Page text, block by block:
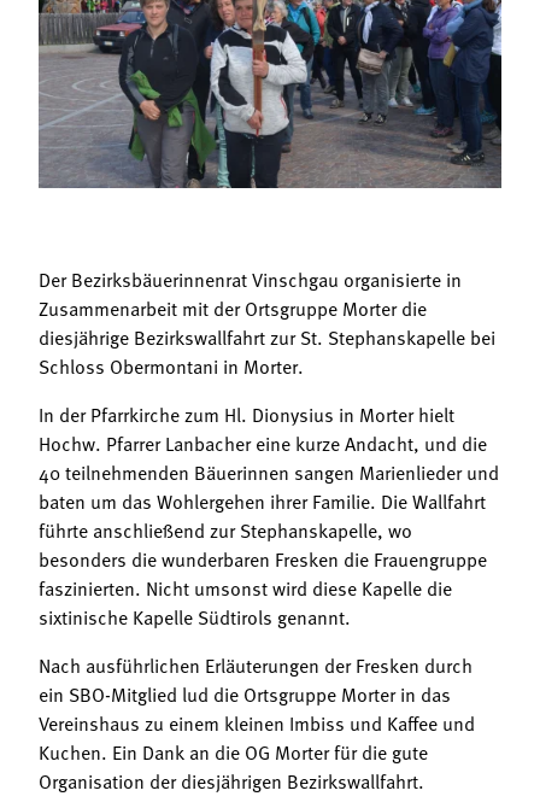
Mitgliedschaft
Landessekretariat
Bäuerliche Buffets
Hofgeschichten
Der Bezirksbäuerinnenrat Vinschgau organisierte in
Zusammenarbeit mit der Ortsgruppe Morter die
diesjährige Bezirkswallfahrt zur St. Stephanskapelle bei
Schloss Obermontani in Morter.
In der Pfarrkirche zum Hl. Dionysius in Morter hielt
Hochw. Pfarrer Lanbacher eine kurze Andacht, und die
40 teilnehmenden Bäuerinnen sangen Marienlieder und
baten um das Wohlergehen ihrer Familie. Die Wallfahrt
führte anschließend zur Stephanskapelle, wo
besonders die wunderbaren Fresken die Frauengruppe
faszinierten. Nicht umsonst wird diese Kapelle die
sixtinische Kapelle Südtirols genannt.
Nach ausführlichen Erläuterungen der Fresken durch
ein SBO-Mitglied lud die Ortsgruppe Morter in das
Vereinshaus zu einem kleinen Imbiss und Kaffee und
Kuchen. Ein Dank an die OG Morter für die gute
Organisation der diesjährigen Bezirkswallfahrt.